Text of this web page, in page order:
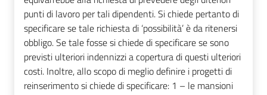
punti di lavoro per tali dipendenti. Si chiede pertanto di
specificare se tale richiesta di ‘possibilità’ è da ritenersi
obbligo. Se tale fosse si chiede di specificare se sono
previsti ulteriori indennizzi a copertura di questi ulteriori
costi. Inoltre, allo scopo di meglio definire i progetti di
reinserimento si chiede di specificare: 1 – le mansioni